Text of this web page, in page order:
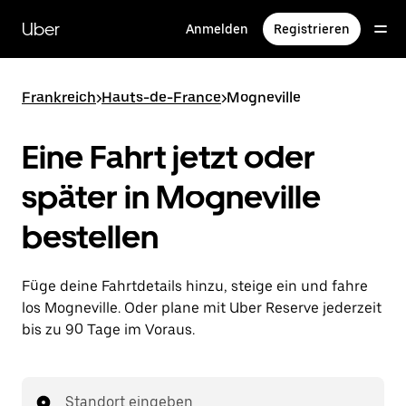
zum
Hauptinhalt
Uber Anmelden Registrieren
Frankreich>Hauts-de-France>Mogneville
Eine Fahrt jetzt oder
später in Mogneville
bestellen
Füge deine Fahrtdetails hinzu, steige ein und fahre
los Mogneville. Oder plane mit Uber Reserve jederzeit
bis zu 90 Tage im Voraus.
Standort eingeben